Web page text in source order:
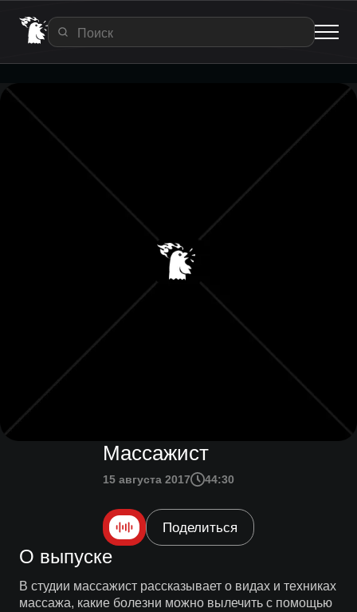
Массажист
15 августа 2017 44:30
Поделиться
О выпуске
В студии массажист рассказывает о видах и техниках
массажа, какие болезни можно вылечить с помощью